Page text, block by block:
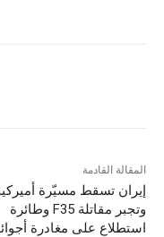
المقالة القادمة
إيران تسقط مسيّرة
وتجبر مقاتلة F35 وطائرة
استطلاع على مغادرة